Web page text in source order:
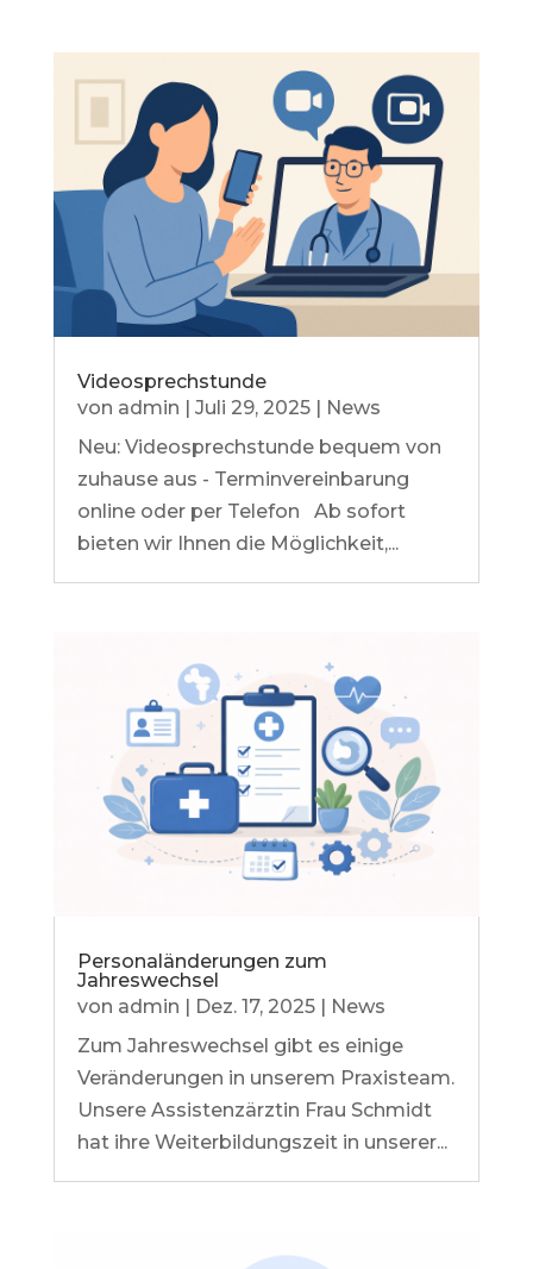
Videosprechstunde
von admin | Juli 29, 2025| News
Neu: Videosprechstunde bequem von
zuhause aus - Terminvereinbarung
online oder per Telefon Ab sofort
bieten wir Ihnen die Möglichkeit,...
Personaländerungen zum
Jahreswechsel
von admin | Dez. 17, 2025| News
Zum Jahreswechsel gibt es einige
Veränderungen in unserem Praxisteam.
Unsere Assistenzärztin Frau Schmidt
hat ihre Weiterbildungszeit in unserer...